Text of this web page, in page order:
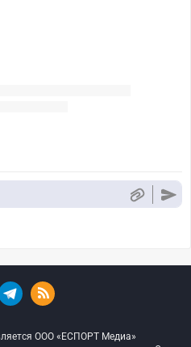
ООО «ЕСПОРТ Медиа»